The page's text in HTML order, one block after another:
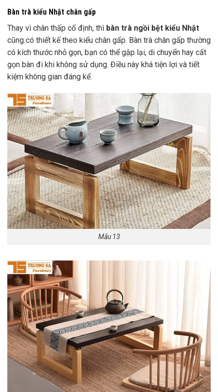
Bàn trà kiểu Nhật chân gấp
Thay vì chân thấp cố định, thì bàn trà ngồi bệt kiểu Nhật
cũng có thiết kế theo kiểu chân gấp. Bàn trà chân gấp thường
có kích thước nhỏ gọn, bạn có thể gập lại, di chuyển hay cất
gọn bàn đi khi không sử dụng. Điều này khá tiện lợi và tiết
kiệm không gian đáng kể.
Mẫu 13